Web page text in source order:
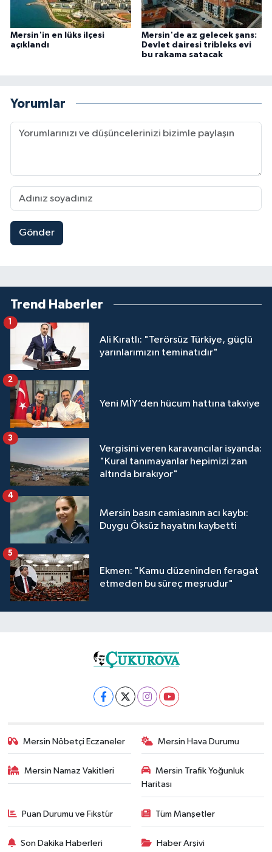
Mersin'in en lüks ilçesi
açıklandı
Mersin'de az gelecek şans:
Devlet dairesi tribleks evi
bu rakama satacak
Yorumlar
Gönder
Trend Haberler
Ali Kıratlı: "Terörsüz Türkiye, güçlü
yarınlarımızın teminatıdır"
1
Yeni MİY’den hücum hattına takviye
2
Vergisini veren karavancılar isyanda:
"Kural tanımayanlar hepimizi zan
altında bırakıyor"
3
Mersin basın camiasının acı kaybı:
Duygu Öksüz hayatını kaybetti
4
Ekmen: "Kamu düzeninden feragat
etmeden bu süreç meşrudur"
5
Mersin Nöbetçi Eczaneler Mersin Hava Durumu
Mersin Namaz Vakitleri
Mersin Trafik Yoğunluk
Haritası
Puan Durumu ve Fikstür Tüm Manşetler
Son Dakika Haberleri Haber Arşivi